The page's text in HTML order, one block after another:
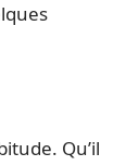
Qu’il